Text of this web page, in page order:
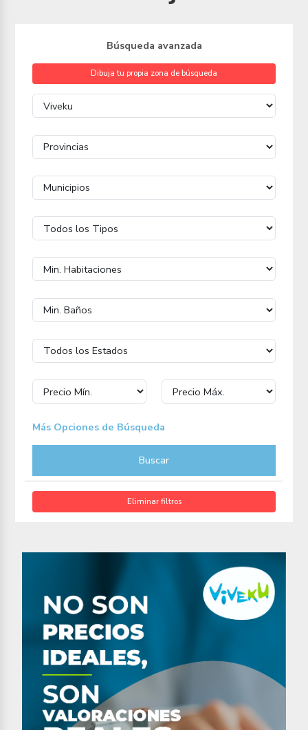
Búsqueda avanzada
Dibuja tu propia zona de búsqueda
Más Opciones de Búsqueda
Buscar
Eliminar filtros